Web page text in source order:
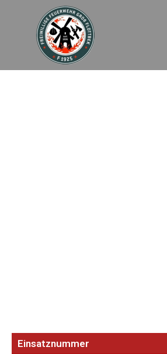
Einsatznummer